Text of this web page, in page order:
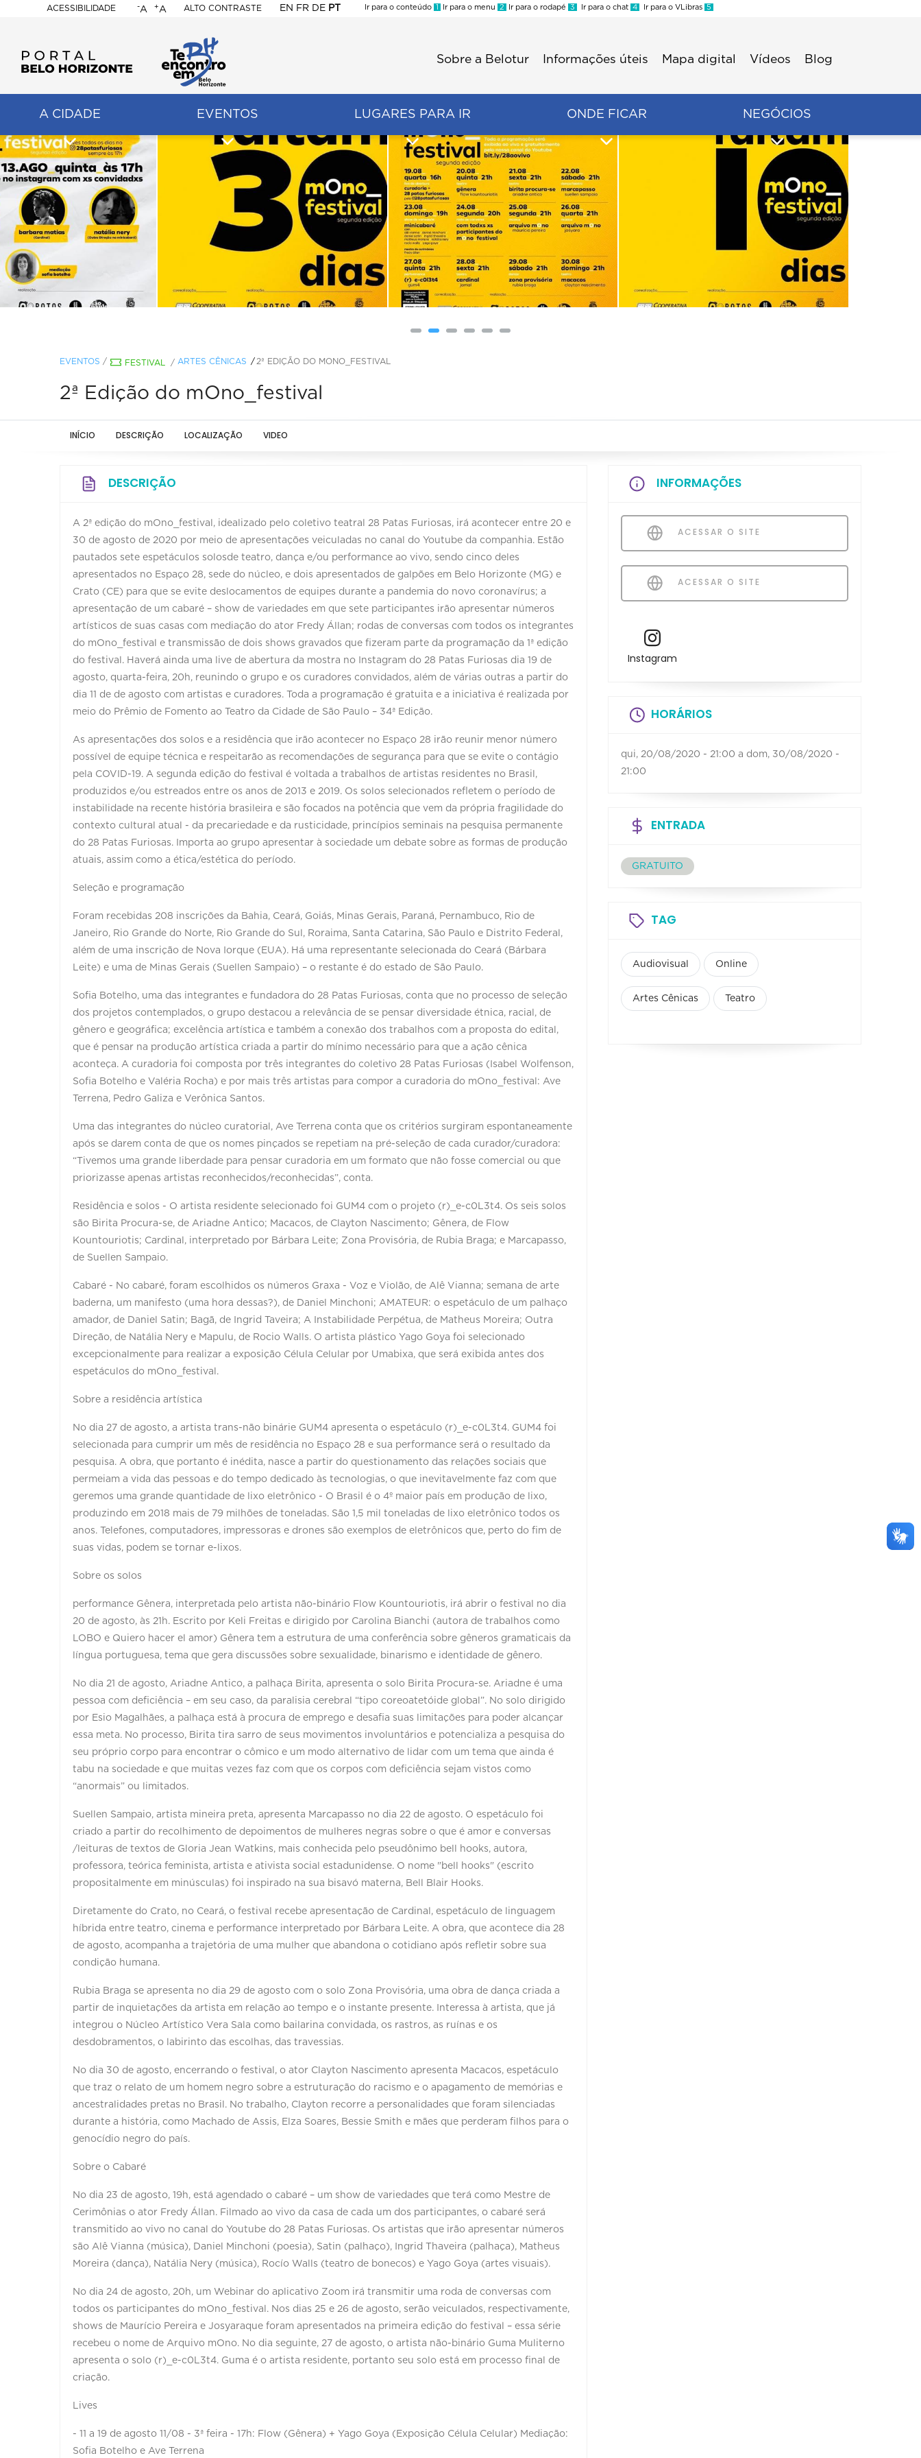
ACESSIBILIDADE
BELO
HORIZONTE
-A +A ALTO CONTRASTE EN FR DE PT
Ir para o conteúdo 1 Ir para o menu 2 Ir para o rodapé 3 Ir para o chat 4 Ir para o VLibras 5
Sobre a Belotur Informações úteis Mapa digital Vídeos Blog
A CIDADE EVENTOS LUGARES PARA IR ONDE FICAR NEGÓCIOS
EVENTOS / FESTIVAL / ARTES CÊNICAS 2ª EDIÇÃO DO MONO_FESTIVAL
2ª Edição do mOno_festival
INÍCIO DESCRIÇÃO LOCALIZAÇÃO VIDEO
DESCRIÇÃO
A 2ª edição do mOno_festival, idealizado pelo coletivo teatral 28 Patas Furiosas, irá acontecer entre 20 e
30 de agosto de 2020 por meio de apresentações veiculadas no canal do Youtube da companhia. Estão
pautados sete espetáculos solosde teatro, dança e/ou performance ao vivo, sendo cinco deles
apresentados no Espaço 28, sede do núcleo, e dois apresentados de galpões em Belo Horizonte (MG) e
Crato (CE) para que se evite deslocamentos de equipes durante a pandemia do novo coronavírus; a
apresentação de um cabaré – show de variedades em que sete participantes irão apresentar números
artísticos de suas casas com mediação do ator Fredy Állan; rodas de conversas com todos os integrantes
do mOno_festival e transmissão de dois shows gravados que fizeram parte da programação da 1ª edição
do festival. Haverá ainda uma live de abertura da mostra no Instagram do 28 Patas Furiosas dia 19 de
agosto, quarta-feira, 20h, reunindo o grupo e os curadores convidados, além de várias outras a partir do
dia 11 de de agosto com artistas e curadores. Toda a programação é gratuita e a iniciativa é realizada por
meio do Prêmio de Fomento ao Teatro da Cidade de São Paulo – 34ª Edição.
As apresentações dos solos e a residência que irão acontecer no Espaço 28 irão reunir menor número
possível de equipe técnica e respeitarão as recomendações de segurança para que se evite o contágio
pela COVID-19. A segunda edição do festival é voltada a trabalhos de artistas residentes no Brasil,
produzidos e/ou estreados entre os anos de 2013 e 2019. Os solos selecionados refletem o período de
instabilidade na recente história brasileira e são focados na potência que vem da própria fragilidade do
contexto cultural atual - da precariedade e da rusticidade, princípios seminais na pesquisa permanente
do 28 Patas Furiosas. Importa ao grupo apresentar à sociedade um debate sobre as formas de produção
atuais, assim como a ética/estética do período.
Seleção e programação
Foram recebidas 208 inscrições da Bahia, Ceará, Goiás, Minas Gerais, Paraná, Pernambuco, Rio de
Janeiro, Rio Grande do Norte, Rio Grande do Sul, Roraima, Santa Catarina, São Paulo e Distrito Federal,
além de uma inscrição de Nova Iorque (EUA). Há uma representante selecionada do Ceará (Bárbara
Leite) e uma de Minas Gerais (Suellen Sampaio) – o restante é do estado de São Paulo.
Sofia Botelho, uma das integrantes e fundadora do 28 Patas Furiosas, conta que no processo de seleção
dos projetos contemplados, o grupo destacou a relevância de se pensar diversidade étnica, racial, de
gênero e geográfica; excelência artística e também a conexão dos trabalhos com a proposta do edital,
que é pensar na produção artística criada a partir do mínimo necessário para que a ação cênica
aconteça. A curadoria foi composta por três integrantes do coletivo 28 Patas Furiosas (Isabel Wolfenson,
Sofia Botelho e Valéria Rocha) e por mais três artistas para compor a curadoria do mOno_festival: Ave
Terrena, Pedro Galiza e Verônica Santos.
Uma das integrantes do núcleo curatorial, Ave Terrena conta que os critérios surgiram espontaneamente
após se darem conta de que os nomes pinçados se repetiam na pré-seleção de cada curador/curadora:
“Tivemos uma grande liberdade para pensar curadoria em um formato que não fosse comercial ou que
priorizasse apenas artistas reconhecidos/reconhecidas”, conta.
Residência e solos - O artista residente selecionado foi GUM4 com o projeto (r)_e-c0L3t4. Os seis solos
são Birita Procura-se, de Ariadne Antico; Macacos, de Clayton Nascimento; Gênera, de Flow
Kountouriotis; Cardinal, interpretado por Bárbara Leite; Zona Provisória, de Rubia Braga; e Marcapasso,
de Suellen Sampaio.
Cabaré - No cabaré, foram escolhidos os números Graxa - Voz e Violão, de Alê Vianna; semana de arte
baderna, um manifesto (uma hora dessas?), de Daniel Minchoni; AMATEUR: o espetáculo de um palhaço
amador, de Daniel Satin; Bagã, de Ingrid Taveira; A Instabilidade Perpétua, de Matheus Moreira; Outra
Direção, de Natália Nery e Mapulu, de Rocio Walls. O artista plástico Yago Goya foi selecionado
excepcionalmente para realizar a exposição Célula Celular por Umabixa, que será exibida antes dos
espetáculos do mOno_festival.
Sobre a residência artística
No dia 27 de agosto, a artista trans-não binárie GUM4 apresenta o espetáculo (r)_e-c0L3t4. GUM4 foi
selecionada para cumprir um mês de residência no Espaço 28 e sua performance será o resultado da
pesquisa. A obra, que portanto é inédita, nasce a partir do questionamento das relações sociais que
permeiam a vida das pessoas e do tempo dedicado às tecnologias, o que inevitavelmente faz com que
geremos uma grande quantidade de lixo eletrônico - O Brasil é o 4º maior país em produção de lixo,
produzindo em 2018 mais de 79 milhões de toneladas. São 1,5 mil toneladas de lixo eletrônico todos os
anos. Telefones, computadores, impressoras e drones são exemplos de eletrônicos que, perto do fim de
suas vidas, podem se tornar e-lixos.
Sobre os solos
performance Gênera, interpretada pelo artista não-binário Flow Kountouriotis, irá abrir o festival no dia
20 de agosto, às 21h. Escrito por Keli Freitas e dirigido por Carolina Bianchi (autora de trabalhos como
LOBO e Quiero hacer el amor) Gênera tem a estrutura de uma conferência sobre gêneros gramaticais da
língua portuguesa, tema que gera discussões sobre sexualidade, binarismo e identidade de gênero.
No dia 21 de agosto, Ariadne Antico, a palhaça Birita, apresenta o solo Birita Procura-se. Ariadne é uma
pessoa com deficiência – em seu caso, da paralisia cerebral “tipo coreoatetóide global”. No solo dirigido
por Esio Magalhães, a palhaça está à procura de emprego e desafia suas limitações para poder alcançar
essa meta. No processo, Birita tira sarro de seus movimentos involuntários e potencializa a pesquisa do
seu próprio corpo para encontrar o cômico e um modo alternativo de lidar com um tema que ainda é
tabu na sociedade e que muitas vezes faz com que os corpos com deficiência sejam vistos como
“anormais” ou limitados.
Suellen Sampaio, artista mineira preta, apresenta Marcapasso no dia 22 de agosto. O espetáculo foi
criado a partir do recolhimento de depoimentos de mulheres negras sobre o que é amor e conversas
/leituras de textos de Gloria Jean Watkins, mais conhecida pelo pseudônimo bell hooks, autora,
professora, teórica feminista, artista e ativista social estadunidense. O nome "bell hooks" (escrito
propositalmente em minúsculas) foi inspirado na sua bisavó materna, Bell Blair Hooks.
Diretamente do Crato, no Ceará, o festival recebe apresentação de Cardinal, espetáculo de linguagem
híbrida entre teatro, cinema e performance interpretado por Bárbara Leite. A obra, que acontece dia 28
de agosto, acompanha a trajetória de uma mulher que abandona o cotidiano após refletir sobre sua
condição humana.
Rubia Braga se apresenta no dia 29 de agosto com o solo Zona Provisória, uma obra de dança criada a
partir de inquietações da artista em relação ao tempo e o instante presente. Interessa à artista, que já
integrou o Núcleo Artístico Vera Sala como bailarina convidada, os rastros, as ruínas e os
desdobramentos, o labirinto das escolhas, das travessias.
No dia 30 de agosto, encerrando o festival, o ator Clayton Nascimento apresenta Macacos, espetáculo
que traz o relato de um homem negro sobre a estruturação do racismo e o apagamento de memórias e
ancestralidades pretas no Brasil. No trabalho, Clayton recorre a personalidades que foram silenciadas
durante a história, como Machado de Assis, Elza Soares, Bessie Smith e mães que perderam filhos para o
genocídio negro do país.
Sobre o Cabaré
No dia 23 de agosto, 19h, está agendado o cabaré – um show de variedades que terá como Mestre de
Cerimônias o ator Fredy Állan. Filmado ao vivo da casa de cada um dos participantes, o cabaré será
transmitido ao vivo no canal do Youtube do 28 Patas Furiosas. Os artistas que irão apresentar números
são Alê Vianna (música), Daniel Minchoni (poesia), Satin (palhaço), Ingrid Thaveira (palhaça), Matheus
Moreira (dança), Natália Nery (música), Rocío Walls (teatro de bonecos) e Yago Goya (artes visuais).
No dia 24 de agosto, 20h, um Webinar do aplicativo Zoom irá transmitir uma roda de conversas com
todos os participantes do mOno_festival. Nos dias 25 e 26 de agosto, serão veiculados, respectivamente,
shows de Maurício Pereira e Josyaraque foram apresentados na primeira edição do festival – essa série
recebeu o nome de Arquivo mOno. No dia seguinte, 27 de agosto, o artista não-binário Guma Muliterno
apresenta o solo (r)_e-c0L3t4. Guma é o artista residente, portanto seu solo está em processo final de
criação.
Lives
- 11 a 19 de agosto 11/08 - 3ª feira - 17h: Flow (Gênera) + Yago Goya (Exposição Célula Celular) Mediação:
Sofia Botelho e Ave Terrena
INFORMAÇÕES
ACESSAR O SITE
ACESSAR O SITE
Instagram
HORÁRIOS
qui, 20/08/2020 - 21:00 a dom, 30/08/2020 -
21:00
ENTRADA
GRATUITO
TAG
Audiovisual Online
Artes Cênicas Teatro